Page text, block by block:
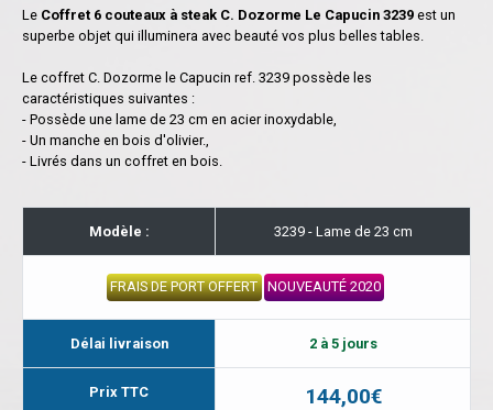
Le Coffret 6 couteaux à steak C. Dozorme Le Capucin 3239 est un
superbe objet qui illuminera avec beauté vos plus belles tables.
Le coffret C. Dozorme le Capucin ref. 3239 possède les
caractéristiques suivantes :
- Possède une lame de 23 cm en acier inoxydable,
- Un manche en bois d'olivier.,
- Livrés dans un coffret en bois.
Modèle : 3239 - Lame de 23 cm
FRAIS DE PORT OFFERT NOUVEAUTÉ 2020
Délai livraison 2 à 5 jours
Prix TTC 144,00€